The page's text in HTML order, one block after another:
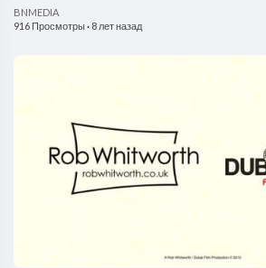
BNMEDIA
916 Просмотры· 8 лет назад